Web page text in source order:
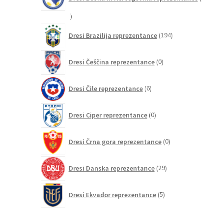
15
Dresi Brazilija reprezentance 194izdelkov
Dresi Češčina reprezentance 0izdelkov
Dresi Čile reprezentance 6izdelkov
Dresi Ciper reprezentance 0izdelkov
Dresi Črna gora reprezentance 0izdelkov
Dresi Danska reprezentance 29izdelkov
Dresi Ekvador reprezentance 5izdelkov